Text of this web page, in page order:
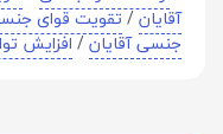
آقایان/تقویت قوای
جنسی آقایان/افزایش